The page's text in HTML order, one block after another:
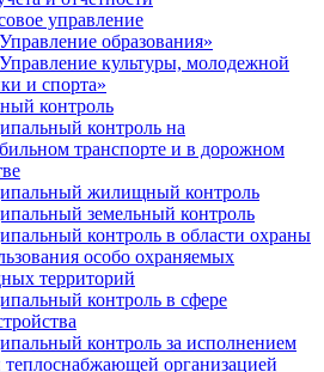
управление
образования»
культуры, молодежной
и спорта»
контроль
контроль на
транспорте и в дорожном
жилищный контроль
земельный контроль
контроль в области охраны
особо охраняемых
территорий
контроль в сфере
контроль за исполнением
теплоснабжающей организацией